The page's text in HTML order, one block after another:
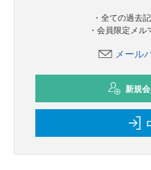
・全ての過去
・会員限定メ
メール
新規